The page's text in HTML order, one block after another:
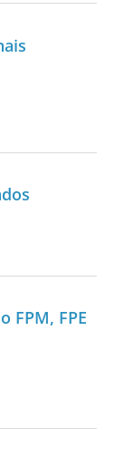
FPM, FPE